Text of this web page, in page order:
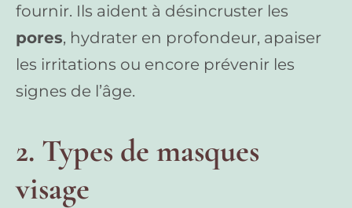
fournir. Ils aident à désincruster les
pores, hydrater en profondeur, apaiser
les irritations ou encore prévenir les
signes de l’âge.
2. Types de masques
visage